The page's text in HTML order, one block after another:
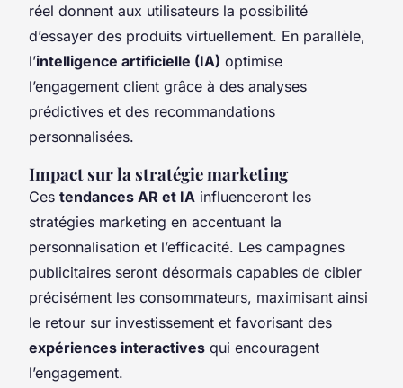
réel donnent aux utilisateurs la possibilité
d’essayer des produits virtuellement. En parallèle,
l’intelligence artificielle (IA) optimise
l’engagement client grâce à des analyses
prédictives et des recommandations
personnalisées.
Impact sur la stratégie marketing
Ces tendances AR et IA influenceront les
stratégies marketing en accentuant la
personnalisation et l’efficacité. Les campagnes
publicitaires seront désormais capables de cibler
précisément les consommateurs, maximisant ainsi
le retour sur investissement et favorisant des
expériences interactives qui encouragent
l’engagement.